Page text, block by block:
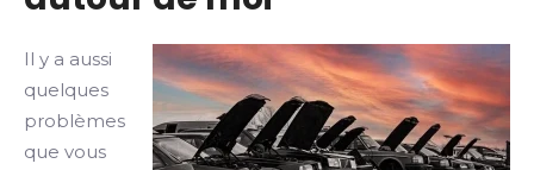
Il y a aussi
quelques
problèmes
que vous